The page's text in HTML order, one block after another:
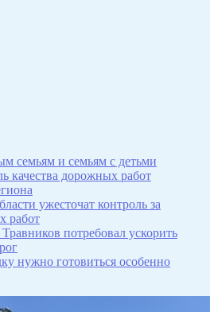
семьям и семьям с детьми
качества дорожных работ
ужесточат контроль за
работ
потребовал ускорить
нужно готовиться особенно